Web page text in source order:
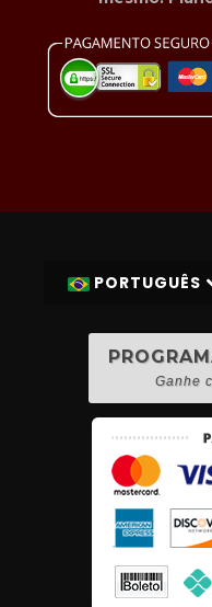
PORTUGUÊS
Ganhe